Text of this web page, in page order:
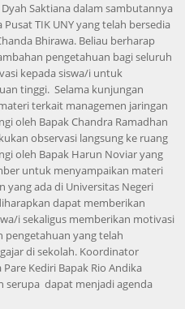
Saktiana dalam sambutannya
TIK UNY yang telah bersedia
Bhirawa. Beliau berharap
pengetahuan bagi seluruh
kepada siswa/i untuk
tinggi. Selama kunjungan
terkait managemen jaringan
oleh Bapak Chandra Ramadhan
observasi langsung ke ruang
oleh Bapak Harun Noviar yang
untuk menyampaikan materi
yang ada di Universitas Negeri
dapat memberikan
i sekaligus memberikan motivasi
pengetahuan yang telah
di sekolah. Koordinator
Kediri Bapak Rio Andika
serupa dapat menjadi agenda